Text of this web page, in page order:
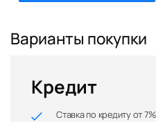
Варианты покупки
Кредит
Ставка по кредиту от 7%